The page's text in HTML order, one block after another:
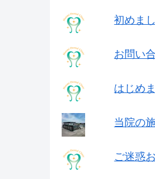
初めま
お問い
はじめ
当院の
ご迷惑